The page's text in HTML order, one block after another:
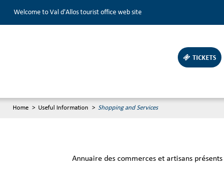
Welcome to Val d'Allos tourist office web site
TICKETS
Home > Useful Information > Shopping and Services
Annuaire des commerces et artisans